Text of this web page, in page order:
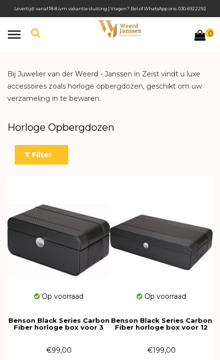
Toggle
0
Levertijd: vanaf 18-8 ivm vakantie sluiting | Vragen? Bel of WhatsApp ons: 030-6922292
Bij Juwelier van der Weerd - Janssen in Zeist vindt u luxe
accessoires zoals horloge opbergdozen, geschikt om uw
verzameling in te bewaren.
Horloge Opbergdozen
Filter
Op voorraad
Benson Black Series Carbon
Fiber horloge box voor 3
€99,00
Op voorraad
Benson Black Series Carbon
Fiber horloge box voor 12
€199,00